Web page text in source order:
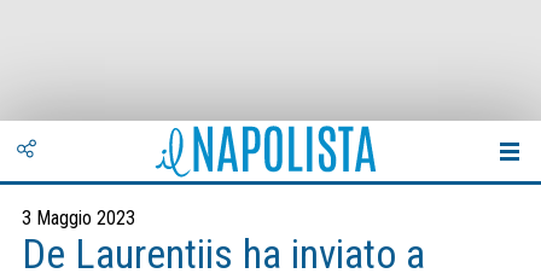
3 Maggio 2023
De Laurentiis ha inviato a